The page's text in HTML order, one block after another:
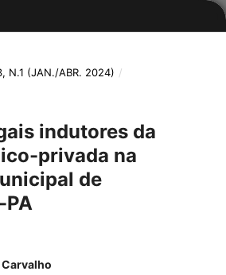
N.1 (JAN./ABR. 2024) /
indutores da
privada na
de
PA